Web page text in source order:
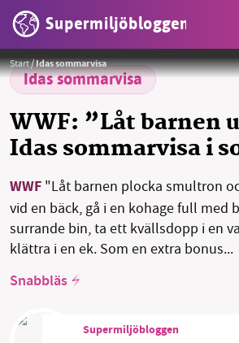
Supermiljöbloggen
OMRÅDEN
MILJÖFAKTA
OM OSS
Sök Sparade inlägg
Start/Idas sommarvisa
Idas sommarvisa
WWF: ”Låt barnen
Idas sommarvisa i
WWF "Låt barnen plocka smultron
vid en bäck, gå i en kohage full med
surrande bin, ta ett kvällsdopp i en
klättra i en ek. Som en extra bonus...
Snabbläs
Supermiljöbloggen